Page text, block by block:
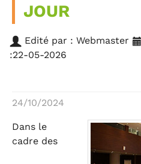
JOUR
Edité par : Webmaster
:22-05-2026
24/10/2024
Dans le
cadre des